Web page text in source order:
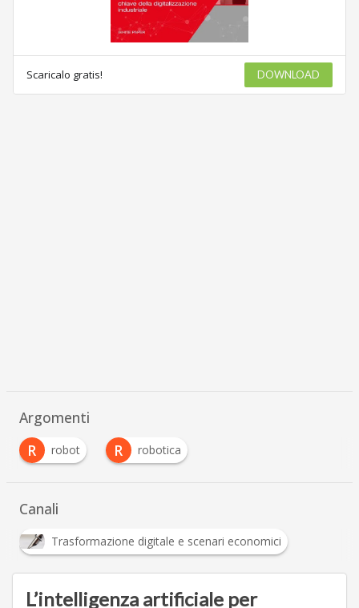
Scaricalo gratis! DOWNLOAD
Argomenti
R
robot R robotica
Canali
Trasformazione digitale e scenari economici
L’intelligenza artificiale per